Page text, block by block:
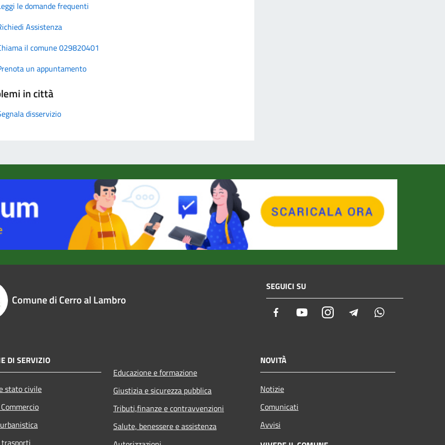
le domande frequenti
Assistenza
il comune 029820401
un appuntamento
in città
disservizio
Comune di Cerro al Lambro
SEGUICI SU
Facebook YoutubeInstagramTelegram
DI SERVIZIO
stato civile
Educazione e formazione
Giustizia e sicurezza pubblica
Tributi,finanze e contravvenzioni
Salute, benessere e assistenza
NOVITÀ
Notizie
Comunicati
Avvisi